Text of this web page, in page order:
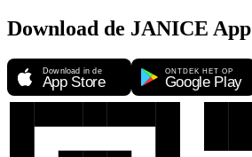
Download de JANICE App